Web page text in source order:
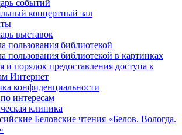
событий
концертный зал
выставок
пользования библиотекой
пользования библиотекой в картинках
и порядок предоставления доступа к
Интернет
конфиденциальности
интересам
клиника
Беловские чтения «Белов. Вологда.